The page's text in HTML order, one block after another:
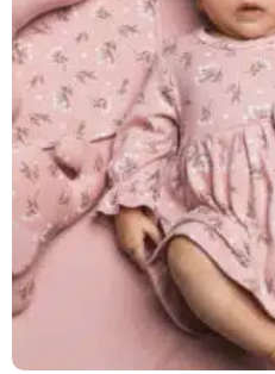
na
stránke
produktu.